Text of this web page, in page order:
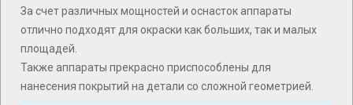
За счет различных мощностей и оснасток аппараты
отлично подходят для окраски как больших, так и малых
площадей.
Также аппараты прекрасно приспособлены для
нанесения покрытий на детали со сложной геометрией.